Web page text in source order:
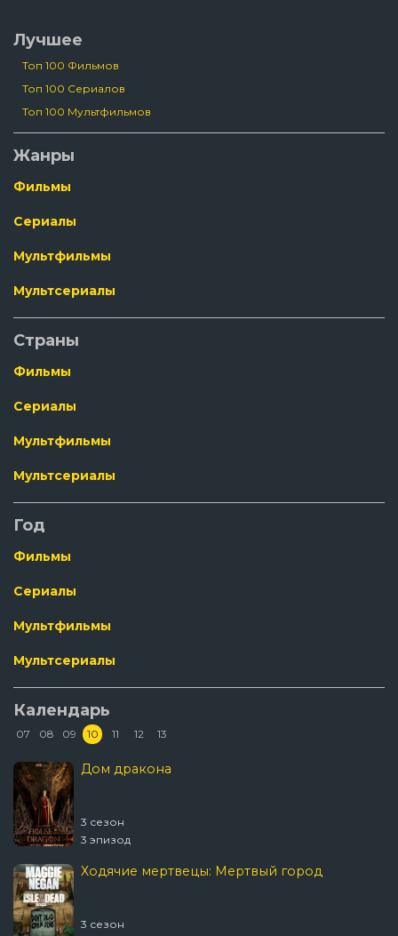
Лучшее
Топ 100 Фильмов
Топ 100 Сериалов
Топ 100 Мультфильмов
Жанры
Фильмы
Сериалы
Мультфильмы
Мультсериалы
Страны
Фильмы
Сериалы
Мультфильмы
Мультсериалы
Год
Фильмы
Сериалы
Мультфильмы
Мультсериалы
Календарь
07 08 09 10 11 12 13
Дом дракона
3 сезон
3 эпизод
Ходячие мертвецы: Мертвый город
3 сезон